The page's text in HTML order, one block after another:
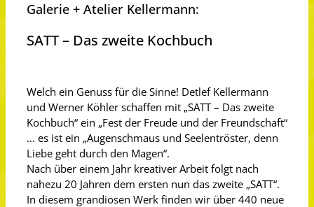
Galerie + Atelier Kellermann:
SATT – Das zweite Kochbuch
Welch ein Genuss für die Sinne! Detlef Kellermann
und Werner Köhler schaffen mit „SATT – Das zweite
Kochbuch“ ein „Fest der Freude und der Freundschaft“
… es ist ein „Augenschmaus und Seelentröster, denn
Liebe geht durch den Magen“.
Nach über einem Jahr kreativer Arbeit folgt nach
nahezu 20 Jahren dem ersten nun das zweite „SATT“.
In diesem grandiosen Werk finden wir über 440 neue